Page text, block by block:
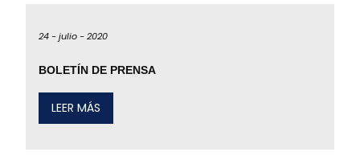
24 -julio -2020
BOLETÍN DE PRENSA
LEER MÁS